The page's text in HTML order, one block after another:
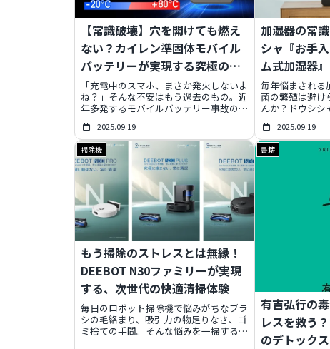
【常識破壊】穴を開けても燃え
ない？カイレン準固体モバイル
バッテリーが実現する究極の安
心と快適
「充電中のスマホ、まさか発火しないよ
ね？」そんな不安はもう過去のもの。近
年多発するモバイルバッテリー事故の常
バッテリー」が登場。液体電解質を使わ
ない革新的な技術で、穴を開けても発火
しない驚異の安全性を実現しました。さ
らに、-20℃〜80℃対応のタフな環境性
能、約4倍の長寿命、MagSafe/Qi2対応
のスマートワイヤレス充電など、日々の
使いやすさも徹底追求。Makuakeで先
行販売されるこの次世代バッテリーが、
あなたの充電体験を根本から変えます。
2025.09.19
加湿器の常
シャ『お手
ム式加湿器
を手に入れる
毎年悩まされる
菌の繁殖は避け
んか？ドウシシ
ようにフタも水
菌が繁殖しにく
肺炎の心配も軽
一台の秘密を徹
2025.09.19
掃除機
もう掃除のストレスとは無縁！
DEEBOT N30ファミリーが実現
する、次世代の快適清掃体験
毎日のロボット掃除機で悩みがちなブラ
シの毛絡まり、吸引力の物足りなさ、ゴ
ミ捨ての手間。そんな悩みを一掃する
書籍
有吉弘行の
レスを救う
のデトック